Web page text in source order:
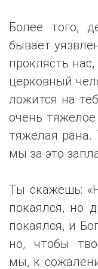
Более того,
бывает
проклясть
церковный
ложится на
очень
тяжелая рана.
мы за это
Ты скажешь:
покаялся, но
покаялся, и
но, чтобы
мы, к